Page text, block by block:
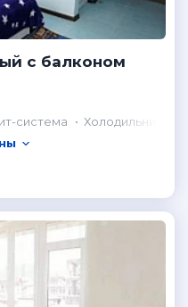
с балконом
система
Холодильник в